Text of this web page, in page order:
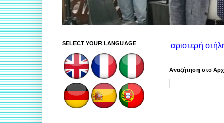
χρήσης ιστοτόπου: Στην αριστερή στήλη θα βρείτε
Αναζήτηση στο
SELECT YOUR LANGUAGE